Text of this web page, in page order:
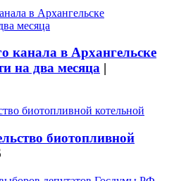
канала в Архангельске
на два месяца |
биотопливной